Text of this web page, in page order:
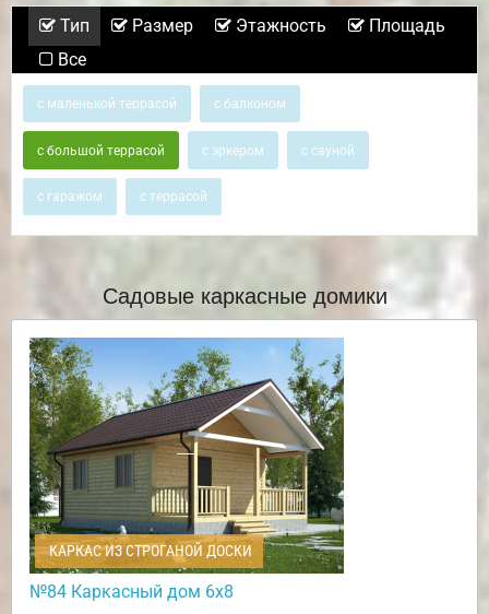
Тип Размер Этажность
Площадь
Все
с маленькой террасой с балконом
с большой террасой с эркером с сауной
с гаражом с террасой
Садовые каркасные домики
КАРКАС ИЗ СТРОГАНОЙ ДОСКИ
№84 Каркасный дом 6х8